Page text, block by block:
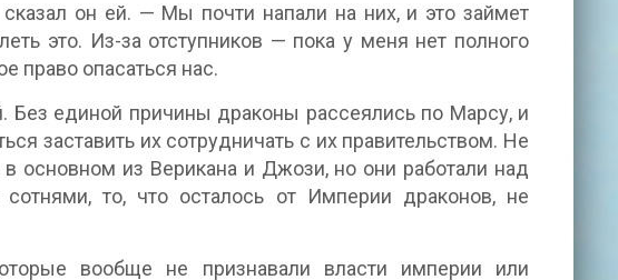
он ей. — Мы почти напали на них, и это займет
это. Из-за отступников — пока у меня нет полного
право опасаться нас.
Без единой причины драконы рассеялись по Марсу, и
заставить их сотрудничать с их правительством. Не
в основном из Верикана и Джози, но они работали над
то, что осталось от Империи драконов, не
вообще не признавали власти империи или